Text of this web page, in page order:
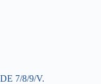
7/8/9/V.